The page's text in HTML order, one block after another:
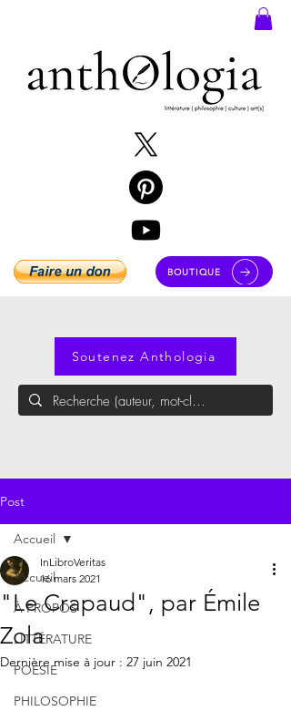
BOUTIQUE
Soutenez Anthologia
Post
Accueil
À PROPOS
LITTÉRATURE
POÉSIE
PHILOSOPHIE
Accueil
"Le Crapaud", par Émile
Zola
InLibroVeritas
16 mars 2021
Dernière mise à jour : 27 juin 2021